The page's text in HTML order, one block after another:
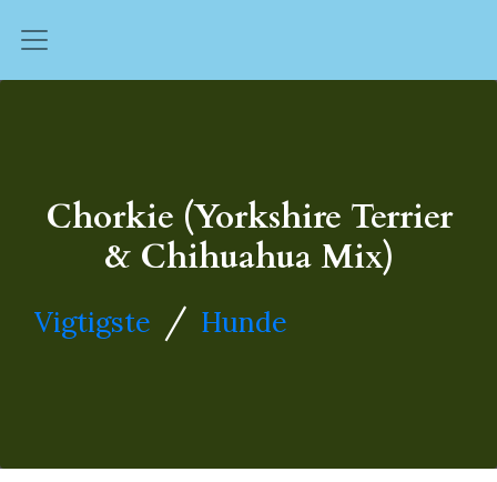
Chorkie (Yorkshire Terrier
& Chihuahua Mix)
Vigtigste / Hunde